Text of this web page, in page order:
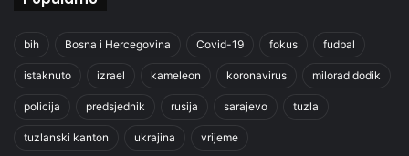
bih Bosna i Hercegovina Covid-19 fokus fudbal
istaknuto izrael kameleon koronavirus milorad dodik
policija predsjednik rusija sarajevo tuzla
tuzlanski kanton ukrajina vrijeme